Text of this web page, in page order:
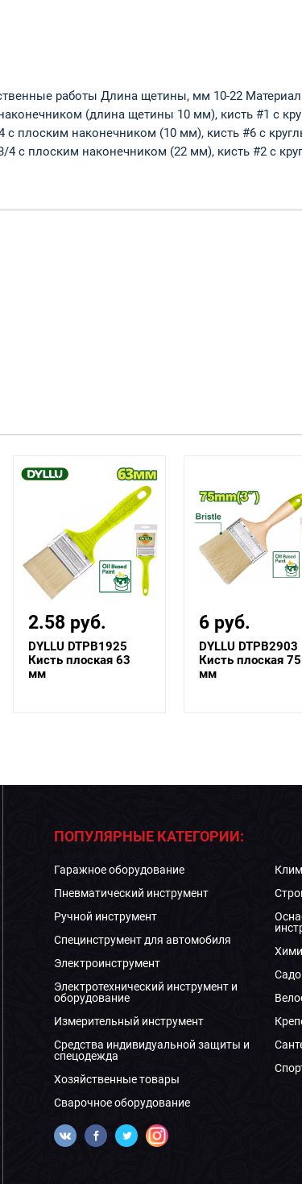
работы Длина щетины, мм 10-22
(длина щетины 10 мм), кисть #1 с
плоским наконечником (10 мм), кисть #6 с
с плоским наконечником (22 мм), кисть #2 с
2.58 руб.
DYLLU DTPB1925
Кисть плоская 63
мм
6 руб.
DYLLU DTPB2903
Кисть плоская 75
мм
ПОПУЛЯРНЫЕ КАТЕГОРИИ:
Гаражное оборудование
Пневматический инструмент
Ручной инструмент
Специнструмент для автомобиля
Электроинструмент
Электротехнический инструмент и
оборудование
Измерительный инструмент
Средства индивидуальной защиты и
спецодежда
Хозяйственные товары
Сварочное оборудование